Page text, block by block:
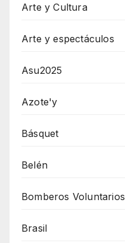
Arte y Cultura
Arte y espectáculos
Asu2025
Azote'y
Básquet
Belén
Bomberos Voluntarios
Brasil